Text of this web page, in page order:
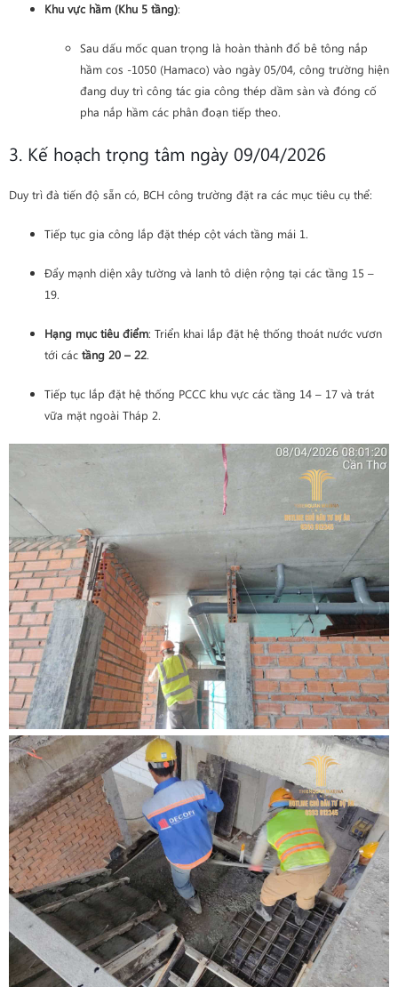
Khu vực hầm (Khu 5 tầng):
Sau dấu mốc quan trọng là hoàn thành đổ bê tông nắp
hầm cos -1050 (Hamaco) vào ngày 05/04, công trường hiện
đang duy trì công tác gia công thép dầm sàn và đóng cố
pha nắp hầm các phân đoạn tiếp theo.
3. Kế hoạch trọng tâm ngày 09/04/2026
Duy trì đà tiến độ sẵn có, BCH công trường đặt ra các mục tiêu cụ thể:
Tiếp tục gia công lắp đặt thép cột vách tầng mái 1.
Đẩy mạnh diện xây tường và lanh tô diện rộng tại các tầng 15 –
19.
Hạng mục tiêu điểm: Triển khai lắp đặt hệ thống thoát nước vươn
tới các tầng 20 – 22.
Tiếp tục lắp đặt hệ thống PCCC khu vực các tầng 14 – 17 và trát
vữa mặt ngoài Tháp 2.